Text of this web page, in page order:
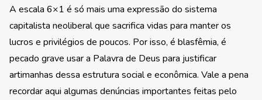
A escala 6×1 é só mais uma expressão do sistema
capitalista neoliberal que sacrifica vidas para manter os
lucros e privilégios de poucos. Por isso, é blasfêmia, é
pecado grave usar a Palavra de Deus para justificar
artimanhas dessa estrutura social e econômica. Vale a pena
recordar aqui algumas denúncias importantes feitas pelo